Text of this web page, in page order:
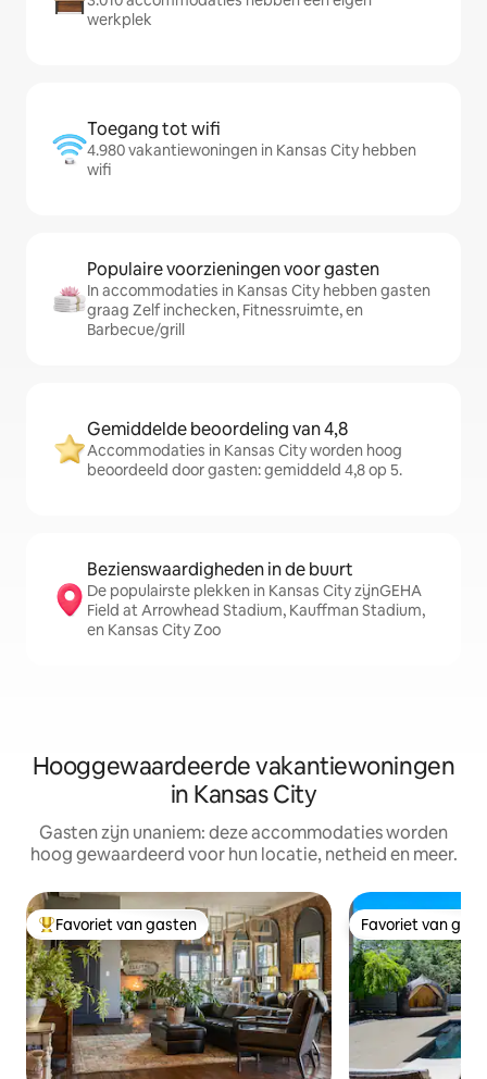
werkplek
Toegang tot wifi
4.980 vakantiewoningen in Kansas City hebben
wifi
Populaire voorzieningen voor gasten
In accommodaties in Kansas City hebben gasten
graag Zelf inchecken, Fitnessruimte, en
Barbecue/grill
Gemiddelde beoordeling van 4,8
Accommodaties in Kansas City worden hoog
beoordeeld door gasten: gemiddeld 4,8 op 5.
Bezienswaardigheden in de buurt
De populairste plekken in Kansas City zijnGEHA
Field at Arrowhead Stadium, Kauffman Stadium,
en Kansas City Zoo
Hooggewaardeerde vakantiewoningen
in Kansas City
Gasten zijn unaniem: deze accommodaties worden
hoog gewaardeerd voor hun locatie, netheid en meer.
Topfavoriet van gasten
Favoriet van gasten Favoriet van
Favoriet van